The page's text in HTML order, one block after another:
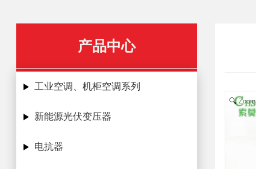
产品中心
工业空调、机柜空调系列
新能源光伏变压器
电抗器
Zoom